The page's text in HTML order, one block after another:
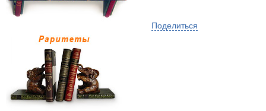
Поделиться